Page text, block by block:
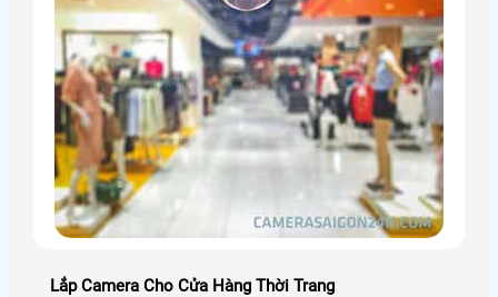
Lắp Camera Cho Cửa Hàng Thời Trang